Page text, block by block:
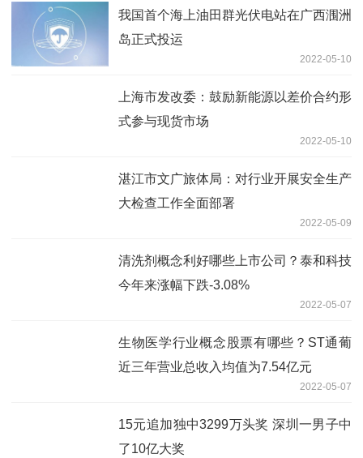
我国首个海上油田群光伏电站在广西涠洲
岛正式投运
2022-05-10
上海市发改委：鼓励新能源以差价合约形
式参与现货市场
2022-05-10
湛江市文广旅体局：对行业开展安全生产
大检查工作全面部署
2022-05-09
清洗剂概念利好哪些上市公司？泰和科技
今年来涨幅下跌-3.08%
2022-05-07
生物医学行业概念股票有哪些？ST通葡
近三年营业总收入均值为7.54亿元
2022-05-07
15元追加独中3299万头奖 深圳一男子中
了10亿大奖